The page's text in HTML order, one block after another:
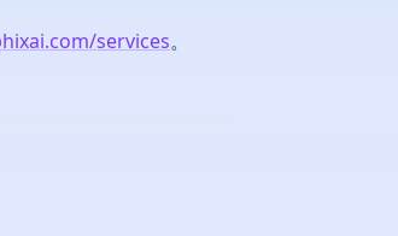
services。